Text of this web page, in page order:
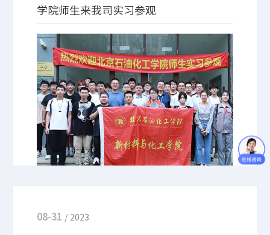
学院师生来我司实习参观
为进一步促进校企合作，深化产学研融合，加深校企
人才培养， 9月5日，北京石油化工学院王强老师携
学生一行来北京卓立汉光仪器有限公司（以下简称卓
立汉光）实习参观，通过本次实习，不仅让学生们了
解到课堂以外的光电专业知识，同时也让学生对卓立
汉光的发展历程、荣誉风采、研发产品、生产体系等
有了更直观、深刻的认识，为未来校企之间人才输送
打下良好基础。
08-31 / 2023